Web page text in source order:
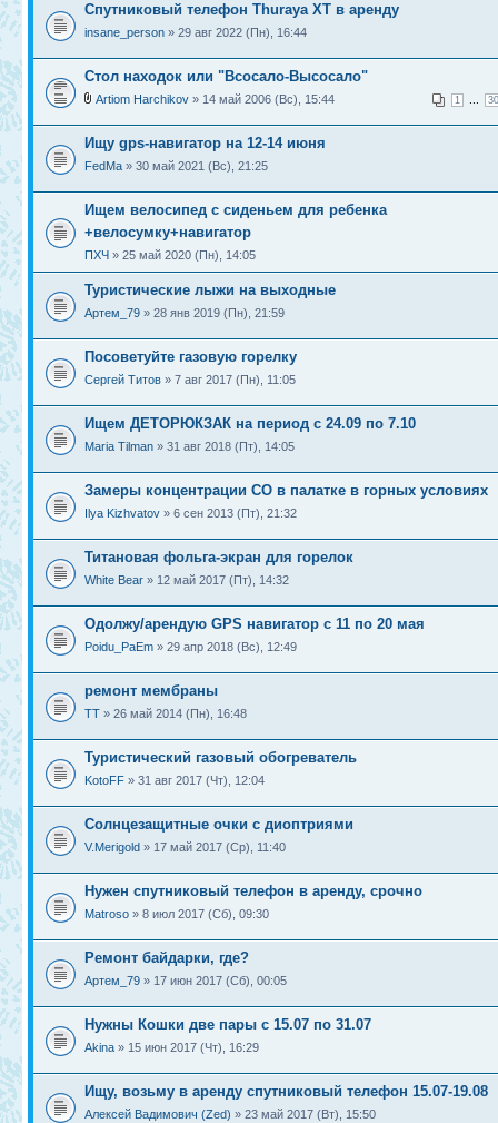
Спутниковый телефон Thuraya XT в аренду
insane_person » 29 авг 2022 (Пн), 16:44
Стол находок или "Всосало-Высосало"
1 30
Artiom Harchikov » 14 май 2006 (Вс), 15:44
Ищу gps-навигатор на 12-14 июня
FedMa » 30 май 2021 (Вс), 21:25
Ищем велосипед с сиденьем для ребенка
+велосумку+навигатор
ПХЧ » 25 май 2020 (Пн), 14:05
Туристические лыжи на выходные
Артем_79 » 28 янв 2019 (Пн), 21:59
Посоветуйте газовую горелку
Сергей Титов » 7 авг 2017 (Пн), 11:05
Ищем ДЕТОРЮКЗАК на период с 24.09 по 7.10
Maria Tilman » 31 авг 2018 (Пт), 14:05
Замеры концентрации CO в палатке в горных условиях
Ilya Kizhvatov » 6 сен 2013 (Пт), 21:32
Титановая фольга-экран для горелок
White Bear » 12 май 2017 (Пт), 14:32
Одолжу/арендую GPS навигатор с 11 по 20 мая
Poidu_PaEm » 29 апр 2018 (Вс), 12:49
ремонт мембраны
ТТ » 26 май 2014 (Пн), 16:48
Туристический газовый обогреватель
KotoFF » 31 авг 2017 (Чт), 12:04
Солнцезащитные очки с диоптриями
V.Merigold » 17 май 2017 (Ср), 11:40
Нужен спутниковый телефон в аренду, срочно
Matroso » 8 июл 2017 (Сб), 09:30
Ремонт байдарки, где?
Артем_79 » 17 июн 2017 (Сб), 00:05
Нужны Кошки две пары с 15.07 по 31.07
Akina » 15 июн 2017 (Чт), 16:29
Ищу, возьму в аренду спутниковый телефон 15.07-19.08
Алексей Вадимович (Zed) » 23 май 2017 (Вт), 15:50